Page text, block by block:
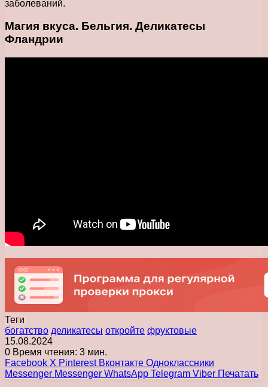
заболеваний.
Магия вкуса. Бельгия. Деликатесы
Фландрии
Теги
богатство деликатесы откройте фруктовые
15.08.2024
0 Время чтения: 3 мин.
Facebook X Pinterest Вконтакте Одноклассники
Messenger Messenger WhatsApp Telegram Viber Печатать